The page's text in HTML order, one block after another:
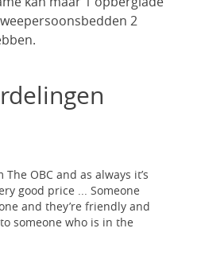
2
OBC and as always it’s
good price ... Someone
and they’re friendly and
someone who is in the